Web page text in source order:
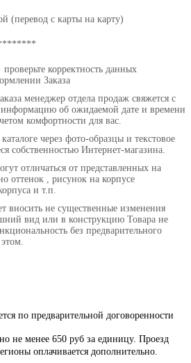
(перевод с карты на карту)
корректность данных
Заказа
менеджер отдела продаж свяжется с
об ожидаемой дате и времени
комфортности для вас.
через фото-образцы и текстовое
собственностью Интернет-магазина.
отличаться от представленных на
оттенок , рисунок на корпусе
и т.п.
вносить не существенные изменения
вид или в конструкцию Товара не
без предварительного
по предварительной договоренности
не менее 650 руб за единицу. Проезд
оплачивается дополнительно.